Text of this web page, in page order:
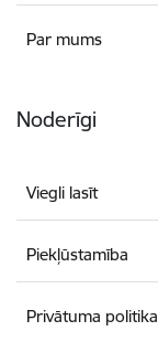
Par mums
Noderīgi
Viegli lasīt
Piekļūstamība
Privātuma politika